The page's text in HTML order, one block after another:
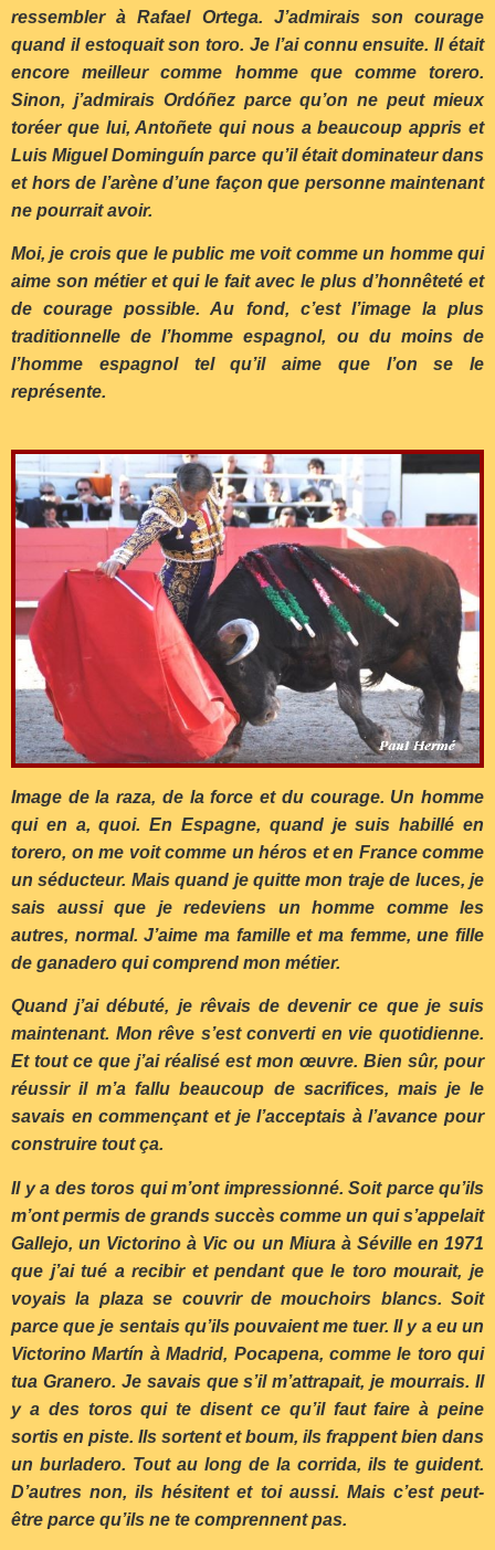
ressembler à Rafael Ortega. J’admirais son courage
quand il estoquait son toro. Je l’ai connu ensuite. Il était
encore meilleur comme homme que comme torero.
Sinon, j’admirais Ordóñez parce qu’on ne peut mieux
toréer que lui, Antoñete qui nous a beaucoup appris et
Luis Miguel Dominguín parce qu’il était dominateur dans
et hors de l’arène d’une façon que personne maintenant
ne pourrait avoir.
Moi, je crois que le public me voit comme un homme qui
aime son métier et qui le fait avec le plus d’honnêteté et
de courage possible. Au fond, c’est l’image la plus
traditionnelle de l’homme espagnol, ou du moins de
l’homme espagnol tel qu’il aime que l’on se le
représente.
Image de la raza, de la force et du courage. Un homme
qui en a, quoi. En Espagne, quand je suis habillé en
torero, on me voit comme un héros et en France comme
un séducteur. Mais quand je quitte mon traje de luces, je
sais aussi que je redeviens un homme comme les
autres, normal. J’aime ma famille et ma femme, une fille
de ganadero qui comprend mon métier.
Quand j’ai débuté, je rêvais de devenir ce que je suis
maintenant. Mon rêve s’est converti en vie quotidienne.
Et tout ce que j’ai réalisé est mon œuvre. Bien sûr, pour
réussir il m’a fallu beaucoup de sacrifices, mais je le
savais en commençant et je l’acceptais à l’avance pour
construire tout ça.
Il y a des toros qui m’ont impressionné. Soit parce qu’ils
m’ont permis de grands succès comme un qui s’appelait
Gallejo, un Victorino à Vic ou un Miura à Séville en 1971
que j’ai tué a recibir et pendant que le toro mourait, je
voyais la plaza se couvrir de mouchoirs blancs. Soit
parce que je sentais qu’ils pouvaient me tuer. Il y a eu un
Victorino Martín à Madrid, Pocapena, comme le toro qui
tua Granero. Je savais que s’il m’attrapait, je mourrais. Il
y a des toros qui te disent ce qu’il faut faire à peine
sortis en piste. Ils sortent et boum, ils frappent bien dans
un burladero. Tout au long de la corrida, ils te guident.
D’autres non, ils hésitent et toi aussi. Mais c’est peut-
être parce qu’ils ne te comprennent pas.